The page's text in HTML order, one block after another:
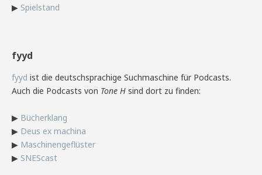
▶ Spielstand
fyyd
fyyd ist die deutschsprachige Suchmaschine für Podcasts.
Auch die Podcasts von Tone H sind dort zu finden:
▶ Bücherklang
▶ Deus ex machina
▶ Maschinengeflüster
▶ SNEScast